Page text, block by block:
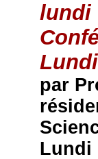
lundi
par
Lundi